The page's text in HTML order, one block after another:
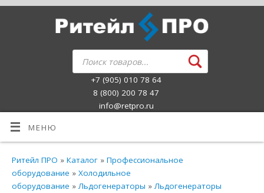
+7 (905) 010 78 64
8 (800) 200 78 47
info@retpro.ru
МЕНЮ
Ритейл ПРО »Каталог »Профессиональное
оборудование »Холодильное
оборудование »Льдогенераторы »Льдогенераторы